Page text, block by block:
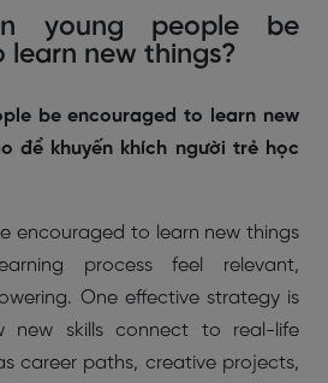
young people be
learn new things?
be encouraged to learn new
để khuyến khích người trẻ học
encouraged to learn new things
process feel relevant,
One effective strategy is
new skills connect to real-life
career paths, creative projects,